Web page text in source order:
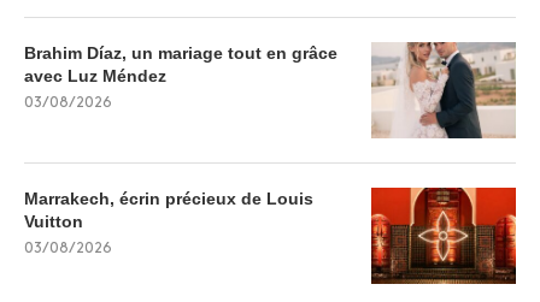
Brahim Díaz, un mariage tout en grâce
avec Luz Méndez
03/08/2026
Marrakech, écrin précieux de Louis
Vuitton
03/08/2026